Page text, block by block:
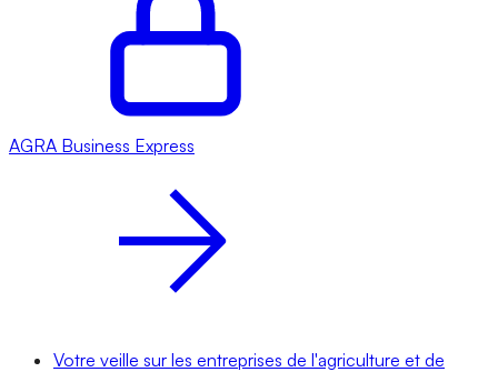
AGRA Business Express
Votre veille sur les entreprises de l'agriculture et de